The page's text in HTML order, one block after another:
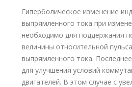
Гиперболическое изменение
выпрямленного тока при
необходимо для поддержания
величины относительной
выпрямленного тока.
для улучшения условий
двигателей. В этом случае с